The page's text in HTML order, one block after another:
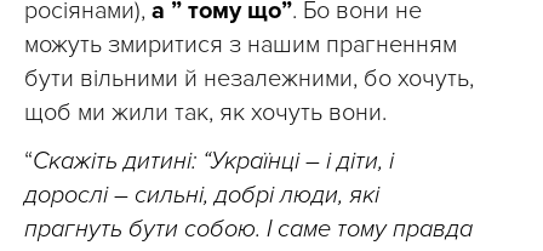
росіянами), а ” тому що”. Бо вони не
можуть змиритися з нашим прагненням
бути вільними й незалежними, бо хочуть,
щоб ми жили так, як хочуть вони.
“Скажіть дитині: “Українці – і діти, і
дорослі – сильні, добрі люди, які
прагнуть бути собою. І саме тому правда